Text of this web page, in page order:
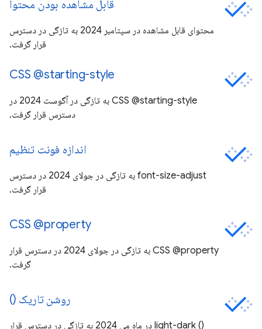
قابل مشاهده بودن محتوا
محتوای قابل مشاهده در سپتامبر 2024 به تازگی در دسترس
قرار گرفت.
CSS @starting-style
CSS @starting-style به تازگی در آگوست 2024 در
دسترس قرار گرفت.
اندازه فونت تنظیم
font-size-adjust به تازگی در جولای 2024 در دسترس
قرار گرفت.
CSS @property
CSS @property به تازگی در جولای 2024 در دسترس قرار
گرفت.
روشن تاریک ()
() light-dark در ماه می 2024 به تازگی در دسترس قرار